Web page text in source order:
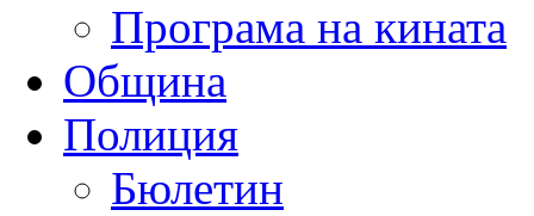
Програма на кината
Община
Полиция
Бюлетин